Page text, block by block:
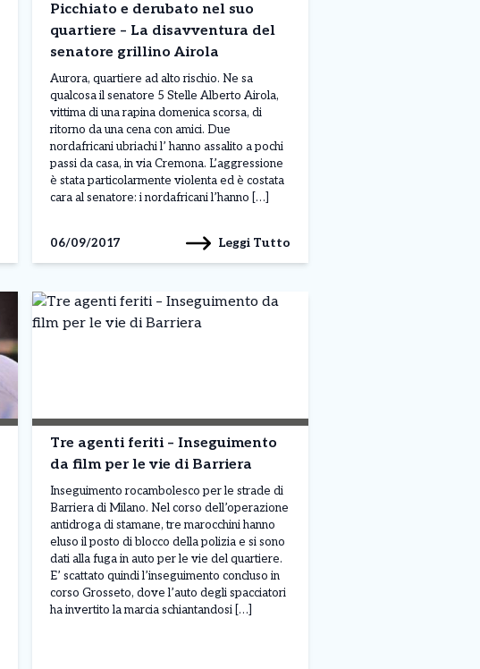
Picchiato e derubato nel suo
quartiere – La disavventura del
senatore grillino Airola
Aurora, quartiere ad alto rischio. Ne sa
qualcosa il senatore 5 Stelle Alberto Airola,
vittima di una rapina domenica scorsa, di
ritorno da una cena con amici. Due
nordafricani ubriachi l’ hanno assalito a pochi
passi da casa, in via Cremona. L’aggressione
è stata particolarmente violenta ed è costata
cara al senatore: i nordafricani l’hanno […]
06/09/2017 Leggi Tutto
Tre agenti feriti – Inseguimento
da film per le vie di Barriera
Inseguimento rocambolesco per le strade di
Barriera di Milano. Nel corso dell’operazione
antidroga di stamane, tre marocchini hanno
eluso il posto di blocco della polizia e si sono
dati alla fuga in auto per le vie del quartiere.
E’ scattato quindi l’inseguimento concluso in
corso Grosseto, dove l’auto degli spacciatori
ha invertito la marcia schiantandosi […]